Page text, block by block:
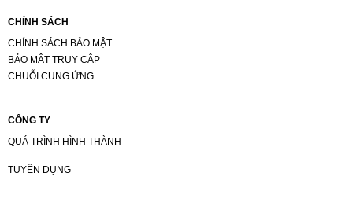
CHÍNH SÁCH
CHÍNH SÁCH BẢO MẬT
BẢO MẬT TRUY CẬP
CHUỖI CUNG ỨNG
CÔNG TY
QUÁ TRÌNH HÌNH THÀNH
TUYỂN DỤNG